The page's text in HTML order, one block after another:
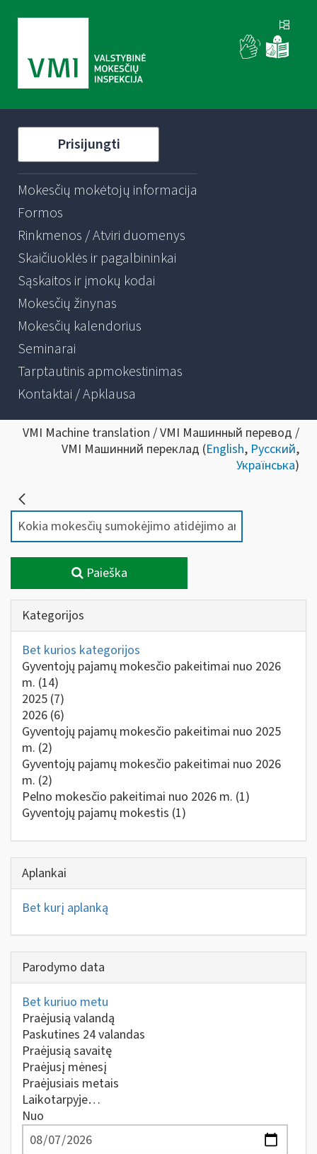
Prisijungti
Mokesčių mokėtojų informacija
Formos
Rinkmenos / Atviri duomenys
Skaičiuoklės ir pagalbininkai
Sąskaitos ir įmokų kodai
Mokesčių žinynas
Mokesčių kalendorius
Seminarai
Tarptautinis apmokestinimas
Kontaktai / Apklausa
VMI Machine translation / VMI Машинный перевод /
VMI Машинний переклад (English, Русский,
Українська)
Paieška
Kategorijos
Bet kurios kategorijos
Gyventojų pajamų mokesčio pakeitimai nuo 2026
m. (14)
2025 (7)
2026 (6)
Gyventojų pajamų mokesčio pakeitimai nuo 2025
m. (2)
Gyventojų pajamų mokesčio pakeitimai nuo 2026
m. (2)
Pelno mokesčio pakeitimai nuo 2026 m. (1)
Gyventojų pajamų mokestis (1)
Aplankai
Bet kurį aplanką
Parodymo data
Bet kuriuo metu
Praėjusią valandą
Paskutines 24 valandas
Praėjusią savaitę
Praėjusį mėnesį
Praėjusiais metais
Laikotarpyje…
Nuo